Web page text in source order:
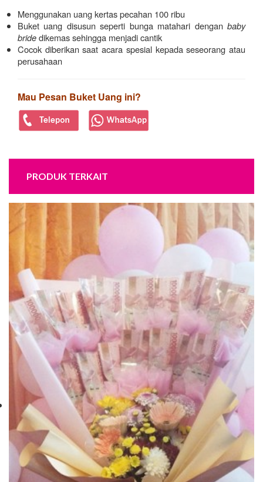
Menggunakan uang kertas pecahan 100 ribu
Buket uang disusun seperti bunga matahari dengan baby
bridedikemas sehingga menjadi cantik
Cocok diberikan saat acara spesial kepada seseorang atau
perusahaan
Mau Pesan Buket Uang ini?
PRODUK TERKAIT